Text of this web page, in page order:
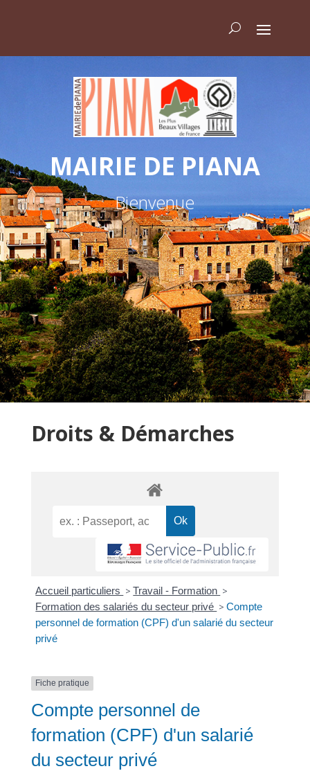
MAIRIE DE PIANA
Bienvenue
Droits & Démarches
Accueil particuliers > Travail - Formation >
Formation des salariés du secteur privé > Compte
personnel de formation (CPF) d'un salarié du secteur
privé
Fiche pratique
Compte personnel de
formation (CPF) d'un salarié
du secteur privé